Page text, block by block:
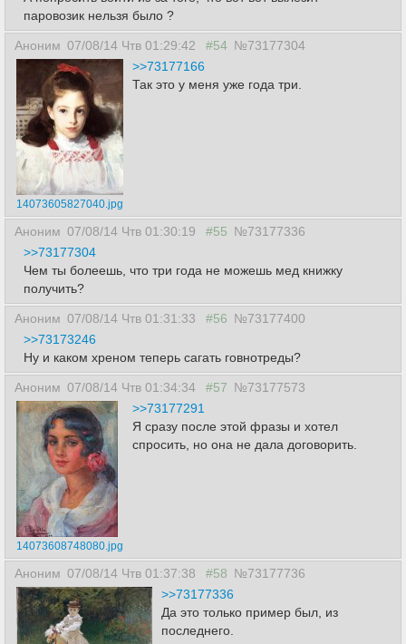
паровозик нельзя было ?
Аноним 07/08/14 Чтв 01:29:42 #54 №73177304
14073605827040.jpg
>>73177166
Так это у меня уже года три.
Аноним 07/08/14 Чтв 01:30:19 #55 №73177336
>>73177304
Чем ты болеешь, что три года не можешь мед книжку
получить?
Аноним 07/08/14 Чтв 01:31:33 #56 №73177400
>>73173246
Ну и каком хреном теперь сагать говнотреды?
Аноним 07/08/14 Чтв 01:34:34 #57 №73177573
14073608748080.jpg
>>73177291
Я сразу после этой фразы и хотел
спросить, но она не дала договорить.
Аноним 07/08/14 Чтв 01:37:38 #58 №73177736
>>73177336
Да это только пример был, из
последнего.